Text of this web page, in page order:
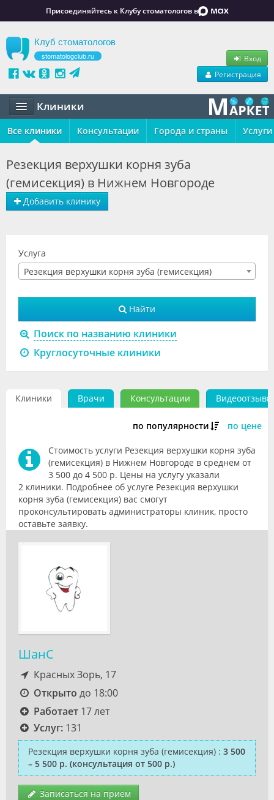
Присоединяйтесь к Клубу стоматологов в
Клуб стоматологов
stomatologclub.ru
Вход
Регистрация
Клиники
Статьи
Обучение
Вакансии
Объявления
Клиники
Специалисты
Все клиники Консультации Города и страны Услуги
Добавить клинику
Резекция верхушки корня зуба
(гемисекция) в Нижнем Новгороде
Услуга
Резекция верхушки корня зуба (гемисекция)
Найти
Поиск по названию клиники
Круглосуточные клиники
Клиники Врачи Консультации Видеоотзывы
по популярности по цене
Стоимость услуги Резекция верхушки корня зуба
(гемисекция) в Нижнем Новгороде в среднем от
3 500 до 4 500 р. Цены на услугу указали
2 клиники. Подробнее об услуге Резекция верхушки
корня зуба (гемисекция) вас смогут
проконсультировать администраторы клиник, просто
оставьте заявку.
ШанС
Красных Зорь, 17
Открыто до 18:00
Работает17 лет
Услуг:131
Резекция верхушки корня зуба (гемисекция) : 3 500
– 5 500 р. (консультация от 500 р.)
Записаться на прием